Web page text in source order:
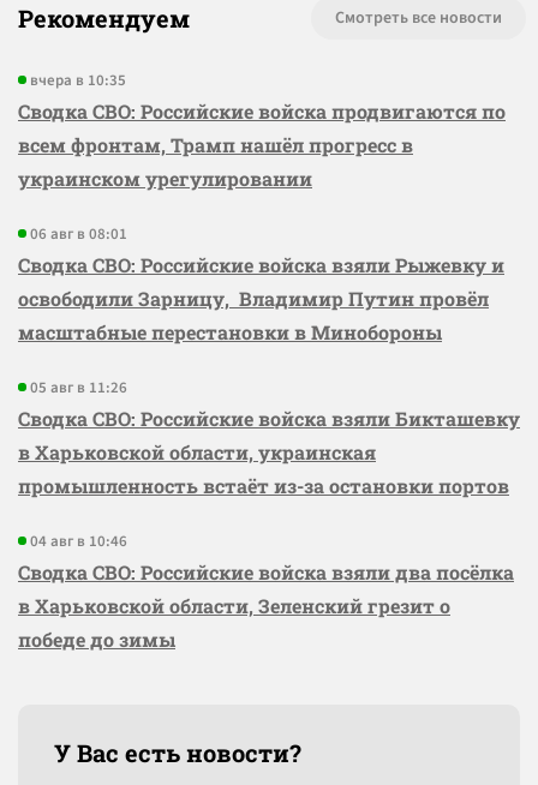
Рекомендуем Смотреть все новости
вчера в 10:35
Сводка СВО: Российские войска продвигаются по
всем фронтам, Трамп нашёл прогресс в
украинском урегулировании
06 авг в 08:01
Сводка СВО: Российские войска взяли Рыжевку и
освободили Зарницу, Владимир Путин провёл
масштабные перестановки в Минобороны
05 авг в 11:26
Сводка СВО: Российские войска взяли Бикташевку
в Харьковской области, украинская
промышленность встаёт из-за остановки портов
04 авг в 10:46
Сводка СВО: Российские войска взяли два посёлка
в Харьковской области, Зеленский грезит о
победе до зимы
У Вас есть новости?